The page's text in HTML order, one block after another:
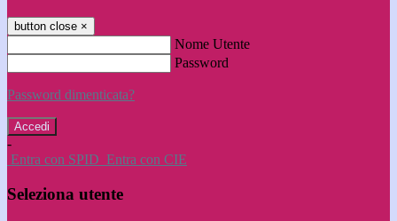
button close ×
Nome Utente
Password
Password dimenticata?
-
Entra con SPID Entra con CIE
Seleziona utente